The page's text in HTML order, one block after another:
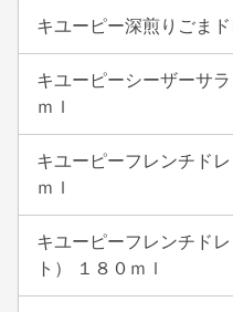
キユーピー深煎りごま
キユーピーシーザーサ
ｍｌ
キユーピーフレンチド
ｍｌ
キユーピーフレンチド
ト） １８０ｍｌ